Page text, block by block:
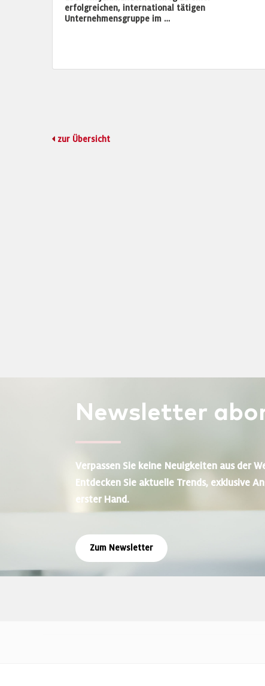
erfolgreichen, international tätigen
Unternehmensgruppe im …
zur Übersicht
Newsletter
Verpassen Sie keine Neuigkeiten aus der
Entdecken Sie aktuelle Trends, exklusive
erster Hand.
Zum Newsletter